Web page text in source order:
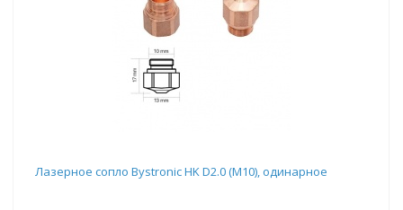
Лазерное сопло Bystronic HK D2.0 (M10), одинарное